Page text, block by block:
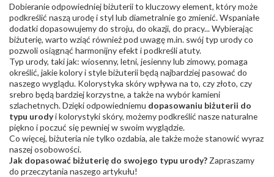
Dobieranie odpowiedniej biżuterii to kluczowy element, który może
podkreślić naszą urodę i styl lub diametralnie go zmienić. Wspaniałe
dodatki dopasowujemy do stroju, do okazji, do pracy... Wybierając
biżuterię, warto wziąć również pod uwagę m.in. swój typ urody co
pozwoli osiągnąć harmonijny efekt i podkreśli atuty.
Typ urody, taki jak: wiosenny, letni, jesienny lub zimowy, pomaga
określić, jakie kolory i style biżuterii będą najbardziej pasować do
naszego wyglądu. Kolorystyka skóry wpływa na to, czy złoto, czy
srebro będą bardziej korzystne, a także na wybór kamieni
szlachetnych. Dzięki odpowiedniemu dopasowaniu biżuterii do
typu urodyi kolorystyki skóry, możemy podkreślić nasze naturalne
piękno i poczuć się pewniej w swoim wyglądzie.
Co więcej, biżuteria nie tylko ozdabia, ale także może stanowić wyraz
naszej osobowości.
Jak dopasować biżuterię do swojego typu urody? Zapraszamy
do przeczytania naszego artykułu!